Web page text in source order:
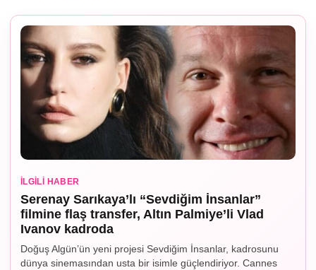
İLGILI HABER
Serenay Sarıkaya’lı “Sevdiğim İnsanlar”
filmine flaş transfer, Altın Palmiye’li Vlad
Ivanov kadroda
Doğuş Algün’ün yeni projesi Sevdiğim İnsanlar, kadrosunu
dünya sinemasından usta bir isimle güçlendiriyor. Cannes